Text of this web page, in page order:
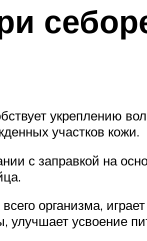
укреплению
участков кожи.
с заправкой на
организма,
улучшает усвоение